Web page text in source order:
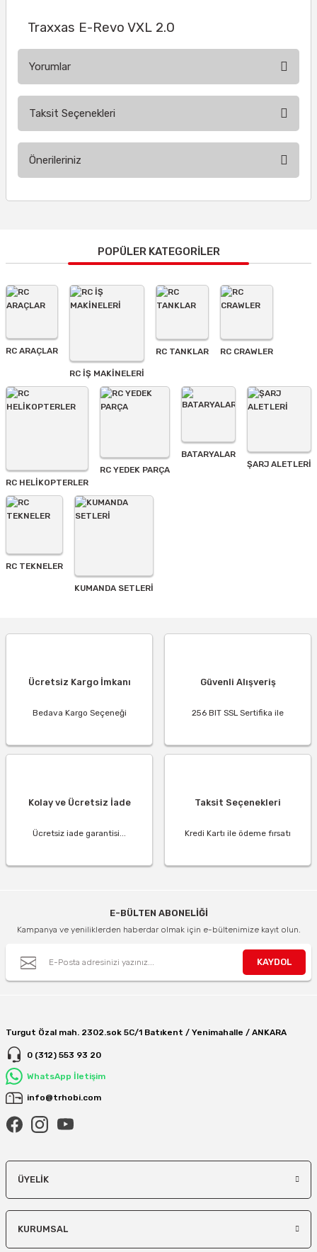
Traxxas E-Revo VXL 2.0
Yorumlar
Taksit Seçenekleri
Önerileriniz
Görüş ve önerileriniz için teşekkür ederiz.
Ürün resmi kalitesiz, bozuk veya görüntülenemiyor.
Ürün açıklamasında eksik bilgiler bulunuyor.
Ürün fiyatı diğer sitelerden daha pahalı.
Bu ürüne benzer farklı alternatifler olmalı.
Gönder
POPÜLER KATEGORİLER
RC ARAÇLAR
RC İŞ MAKİNELERİ
RC TANKLAR RC CRAWLER
RC HELİKOPTERLER
RC YEDEK PARÇA
BATARYALAR
ŞARJ ALETLERI
RC TEKNELER
KUMANDA SETLERİ
Ücretsiz Kargo İmkanı
Bedava Kargo Seçeneği
Güvenli Alışveriş
256 BIT SSL Sertifika ile
Kolay ve Ücretsiz İade
Ücretsiz iade garantisi...
Taksit Seçenekleri
Kredi Kartı ile ödeme fırsatı
E-BÜLTEN ABONELİĞİ
Kampanya ve yeniliklerden haberdar olmak için e-bültenimize kayıt olun.
KAYDOL
Turgut Özal mah. 2302.sok 5C/1 Batıkent / Yenimahalle / ANKARA
0 (312) 553 93 20
WhatsApp İletişim
info@trhobi.com
ÜYELIK
KURUMSAL